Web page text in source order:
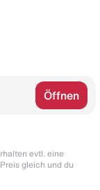
Öffnen
evtl. eine
gleich und du